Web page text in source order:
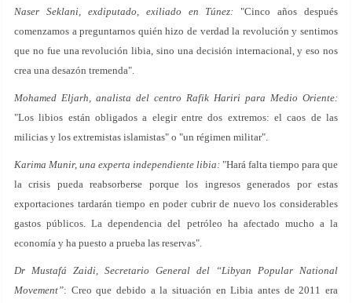
Naser Seklani, exdiputado, exiliado en Túnez: "Cinco años después
comenzamos a preguntarnos quién hizo de verdad la revolución y sentimos
que no fue una revolución libia, sino una decisión internacional, y eso nos
crea una desazón tremenda".
Mohamed Eljarh, analista del centro Rafik Hariri para Medio Oriente:
"Los libios están obligados a elegir entre dos extremos: el caos de las
milicias y los extremistas islamistas" o "un régimen militar".
Karima Munir, una experta independiente libia: "Hará falta tiempo para que
la crisis pueda reabsorberse porque los ingresos generados por estas
exportaciones tardarán tiempo en poder cubrir de nuevo los considerables
gastos públicos. La dependencia del petróleo ha afectado mucho a la
economía y ha puesto a prueba las reservas".
Dr Mustafá Zaidi, Secretario General del “Libyan Popular National
Movement”: Creo que debido a la situación en Libia antes de 2011 era